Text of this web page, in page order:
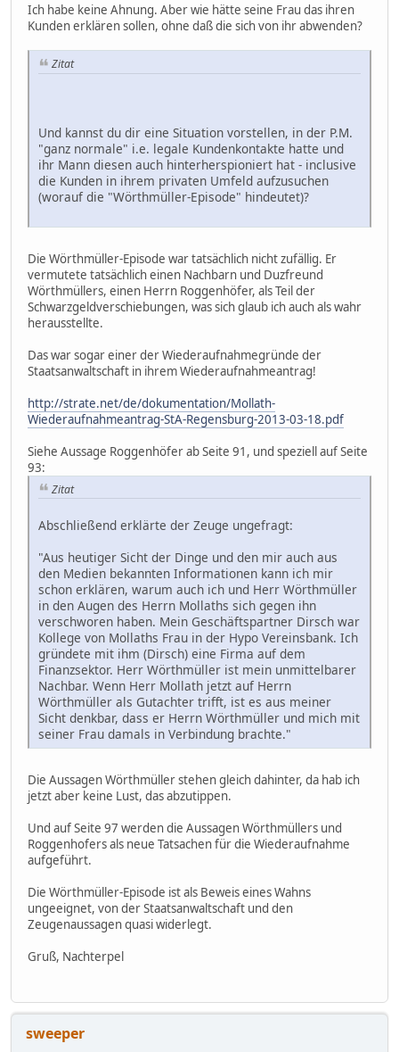
Ich habe keine Ahnung. Aber wie hätte seine Frau das ihren
Kunden erklären sollen, ohne daß die sich von ihr abwenden?
Zitat
Und kannst du dir eine Situation vorstellen, in der P.M.
"ganz normale" i.e. legale Kundenkontakte hatte und
ihr Mann diesen auch hinterherspioniert hat - inclusive
die Kunden in ihrem privaten Umfeld aufzusuchen
(worauf die "Wörthmüller-Episode" hindeutet)?
Die Wörthmüller-Episode war tatsächlich nicht zufällig. Er
vermutete tatsächlich einen Nachbarn und Duzfreund
Wörthmüllers, einen Herrn Roggenhöfer, als Teil der
Schwarzgeldverschiebungen, was sich glaub ich auch als wahr
herausstellte.
Das war sogar einer der Wiederaufnahmegründe der
Staatsanwaltschaft in ihrem Wiederaufnahmeantrag!
http://strate.net/de/dokumentation/Mollath-
Wiederaufnahmeantrag-StA-Regensburg-2013-03-18.pdf
Siehe Aussage Roggenhöfer ab Seite 91, und speziell auf Seite
93:
Zitat
Abschließend erklärte der Zeuge ungefragt:
"Aus heutiger Sicht der Dinge und den mir auch aus
den Medien bekannten Informationen kann ich mir
schon erklären, warum auch ich und Herr Wörthmüller
in den Augen des Herrn Mollaths sich gegen ihn
verschworen haben. Mein Geschäftspartner Dirsch war
Kollege von Mollaths Frau in der Hypo Vereinsbank. Ich
gründete mit ihm (Dirsch) eine Firma auf dem
Finanzsektor. Herr Wörthmüller ist mein unmittelbarer
Nachbar. Wenn Herr Mollath jetzt auf Herrn
Wörthmüller als Gutachter trifft, ist es aus meiner
Sicht denkbar, dass er Herrn Wörthmüller und mich mit
seiner Frau damals in Verbindung brachte."
Die Aussagen Wörthmüller stehen gleich dahinter, da hab ich
jetzt aber keine Lust, das abzutippen.
Und auf Seite 97 werden die Aussagen Wörthmüllers und
Roggenhofers als neue Tatsachen für die Wiederaufnahme
aufgeführt.
Die Wörthmüller-Episode ist als Beweis eines Wahns
ungeeignet, von der Staatsanwaltschaft und den
Zeugenaussagen quasi widerlegt.
Gruß, Nachterpel
sweeper